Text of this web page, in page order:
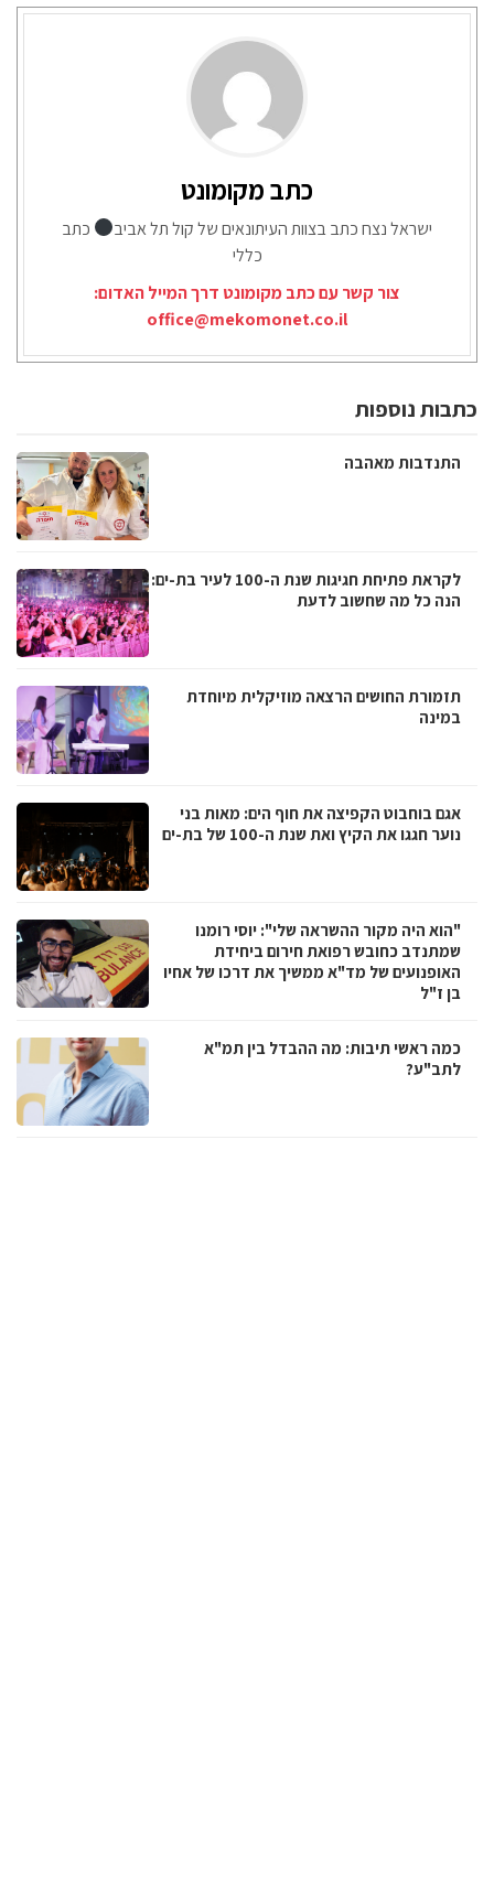
כתב מקומונט
ישראל נצח כתב בצוות העיתונאים של קול תל אביב
כתב
כללי
צור קשר עם כתב מקומונט דרך המייל האדום:
office@mekomonet.co.il
כתבות נוספות
התנדבות מאהבה
לקראת פתיחת חגיגות שנת ה-100 לעיר בת-ים:
הנה כל מה שחשוב לדעת
תזמורת החושים הרצאה מוזיקלית מיוחדת
במינה
אגם בוחבוט הקפיצה את חוף הים: מאות בני
נוער חגגו את הקיץ ואת שנת ה-100 של בת-ים
"הוא היה מקור ההשראה שלי": יוסי רומנו
שמתנדב כחובש רפואת חירום ביחידת
האופנועים של מד"א ממשיך את דרכו של אחיו
בן ז"ל
כמה ראשי תיבות: מה ההבדל בין תמ"א
לתב"ע?